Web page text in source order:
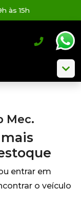
às 15h
Mec.
entrar em
o veículo